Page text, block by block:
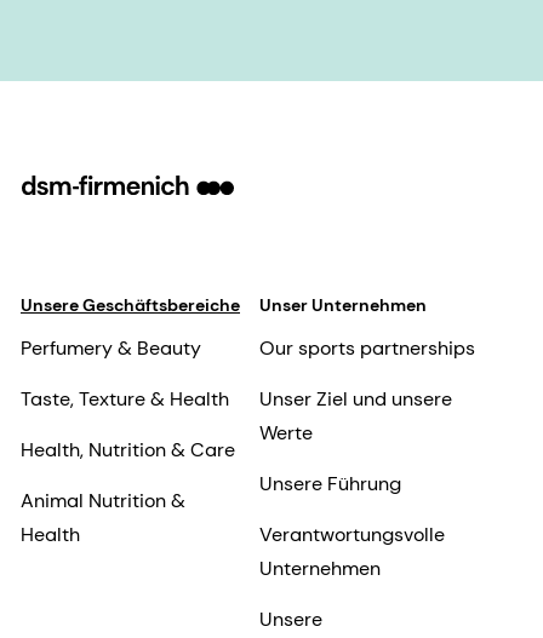
Unsere Geschäftsbereiche
Perfumery & Beauty
Taste, Texture & Health
Health, Nutrition & Care
Animal Nutrition &
Health
Unser Unternehmen
Our sports partnerships
Unser Ziel und unsere
Werte
Unsere Führung
Verantwortungsvolle
Unternehmen
Unsere